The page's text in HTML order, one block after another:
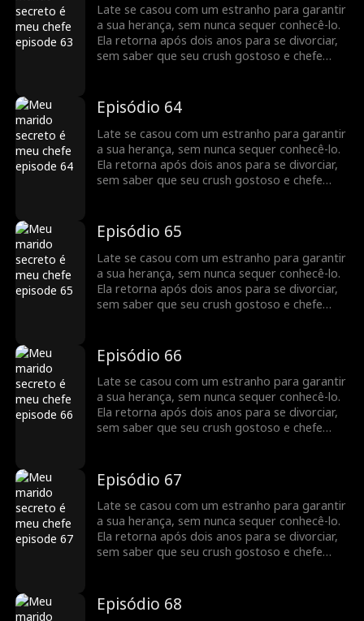
Late se casou com um estranho para garantir
a sua herança, sem nunca sequer conhecê-lo.
Ela retorna após dois anos para se divorciar,
sem saber que seu crush gostoso e chefe
Episódio 64
Late se casou com um estranho para garantir
a sua herança, sem nunca sequer conhecê-lo.
Ela retorna após dois anos para se divorciar,
sem saber que seu crush gostoso e chefe
Episódio 65
Late se casou com um estranho para garantir
a sua herança, sem nunca sequer conhecê-lo.
Ela retorna após dois anos para se divorciar,
sem saber que seu crush gostoso e chefe
Episódio 66
Late se casou com um estranho para garantir
a sua herança, sem nunca sequer conhecê-lo.
Ela retorna após dois anos para se divorciar,
sem saber que seu crush gostoso e chefe
Episódio 67
Late se casou com um estranho para garantir
a sua herança, sem nunca sequer conhecê-lo.
Ela retorna após dois anos para se divorciar,
sem saber que seu crush gostoso e chefe
Episódio 68